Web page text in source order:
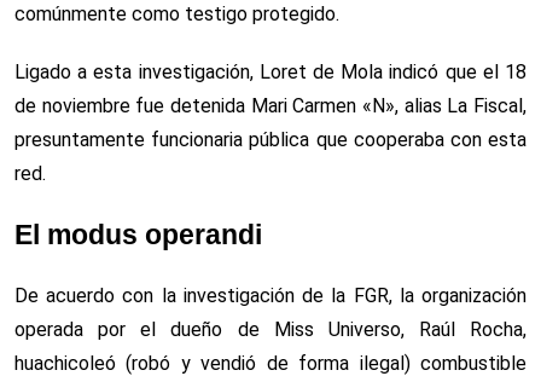
comúnmente como testigo protegido.
Ligado a esta investigación, Loret de Mola indicó que el 18
de noviembre fue detenida Mari Carmen «N», alias La Fiscal,
presuntamente funcionaria pública que cooperaba con esta
red.
El modus operandi
De acuerdo con la investigación de la FGR, la organización
operada por el dueño de Miss Universo, Raúl Rocha,
huachicoleó (robó y vendió de forma ilegal) combustible